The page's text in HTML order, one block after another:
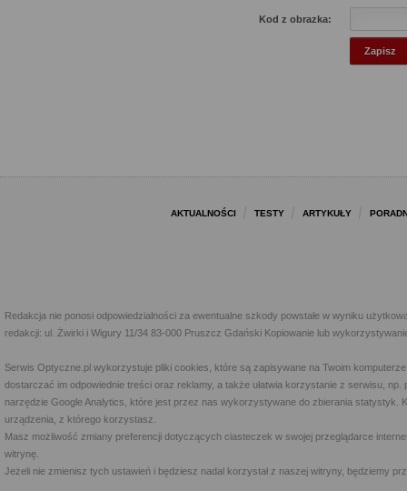
Kod z obrazka:
AKTUALNOŚCI TESTY ARTYKUŁY
Redakcja nie ponosi odpowiedzialności za ewentualne szkody powstałe w wyniku
redakcji: ul. Żwirki i Wigury 11/34 83-000 Pruszcz Gdański Kopiowanie lub
Serwis Optyczne.pl wykorzystuje pliki cookies, które są zapisywane na Twoim
dostarczać im odpowiednie treści oraz reklamy, a także ułatwia korzystanie z serwisu,
narzędzie Google Analytics, które jest przez nas wykorzystywane do zbierania statystyk.
urządzenia, z którego korzystasz.
Masz możliwość zmiany preferencji dotyczących ciasteczek w swojej przeglądarce
witrynę.
Jeżeli nie zmienisz tych ustawień i będziesz nadal korzystał z naszej witryny, będziemy